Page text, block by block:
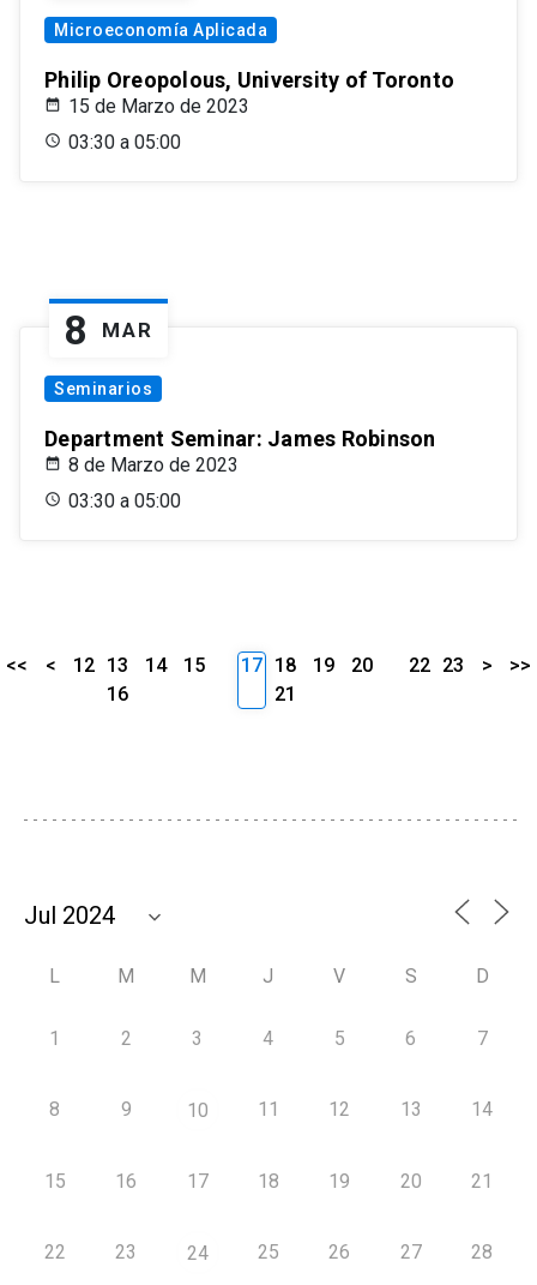
Microeconomía Aplicada
Philip Oreopolous, University of Toronto
15 de Marzo de 2023
03:30 a 05:00
8 MAR
Seminarios
Department Seminar: James Robinson
8 de Marzo de 2023
03:30 a 05:00
<< < 12 13 14
15
16
17 18 19
20
21
22 23 > >>
L M M J V S D
1 2 3 4 5 6 7
8 9 10 11 12 13 14
15 16 17 18 19 20 21
22 23 24 25 26 27 28